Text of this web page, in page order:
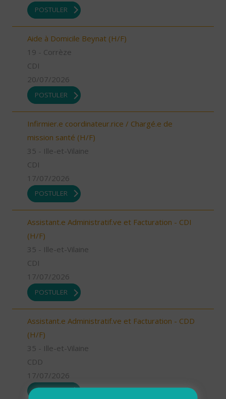
POSTULER
Aide à Domicile Beynat (H/F)
19 - Corrèze
CDI
20/07/2026
POSTULER
Infirmier.e coordinateur.rice / Chargé.e de
mission santé (H/F)
35 - Ille-et-Vilaine
CDI
17/07/2026
POSTULER
Assistant.e Administratif.ve et Facturation - CDI
(H/F)
35 - Ille-et-Vilaine
CDI
17/07/2026
POSTULER
Assistant.e Administratif.ve et Facturation - CDD
(H/F)
35 - Ille-et-Vilaine
CDD
17/07/2026
POSTULER